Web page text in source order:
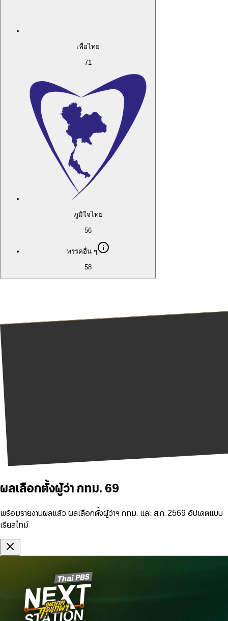
เพื่อไทย
71
ภูมิใจไทย
56
พรรคอื่น ๆ
58
ผลเลือกตั้งผู้ว่า กทม. 69
พร้อมรายงานผลแล้ว ผลเลือกตั้งผู้ว่าฯ กทม. และ ส.ก. 2569 อัปเดตแบบ
เรียลไทม์